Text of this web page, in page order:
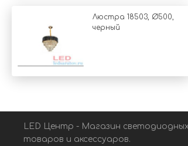
Люстра 18503, Ø500,
черный
LED Центр - Магазин светодиодных
товаров и аксессуаров.